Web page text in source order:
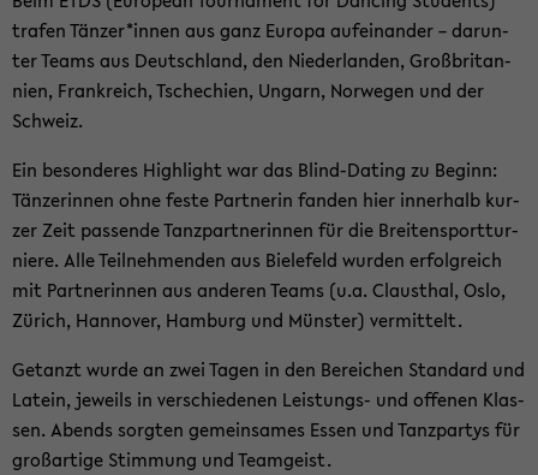
tra­fen Tän­zer*innen aus ganz Eu­ro­pa auf­ein­an­der – dar­un­
ter Teams aus Deutsch­land, den Nie­der­lan­den, Groß­bri­tan­
ni­en, Frank­reich, Tsche­chi­en, Un­garn, Nor­we­gen und der
Schweiz.
Ein be­son­de­res High­light war das Blind-​Dating zu Be­ginn:
Tän­ze­rin­nen ohne feste Part­ne­rin fan­den hier in­ner­halb kur­
zer Zeit pas­sen­de Tanz­part­ne­rin­nen für die Brei­ten­sport­tur­
nie­re. Alle Teil­neh­men­den aus Bie­le­feld wur­den er­folg­reich
mit Part­ne­rin­nen aus an­de­ren Teams (u.a. Claus­thal, Oslo,
Zü­rich, Han­no­ver, Ham­burg und Müns­ter) ver­mit­telt.
Ge­tanzt wurde an zwei Tagen in den Be­rei­chen Stan­dard und
La­tein, je­weils in ver­schie­de­nen Leistungs-​ und of­fe­nen Klas­
sen. Abends sorg­ten ge­mein­sa­mes Essen und Tanz­par­tys für
groß­ar­ti­ge Stim­mung und Team­geist.